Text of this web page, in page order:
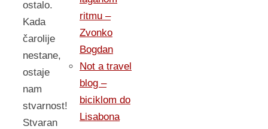
ostalo.
Kada
čarolije
nestane,
ostaje
nam
stvarnost!
Stvaran
ritmu –
Zvonko
Bogdan
Not a travel
blog –
biciklom do
Lisabona